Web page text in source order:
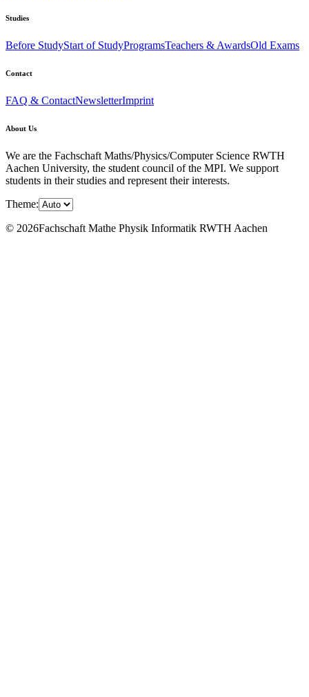
Studies
Before StudyStart of StudyProgramsTeachers & AwardsOld Exams
Contact
FAQ & ContactNewsletterImprint
About Us
We are the Fachschaft Maths/Physics/Computer Science RWTH
Aachen University, the student council of the MPI. We support
students in their studies and represent their interests.
Theme:
© 2026Fachschaft Mathe Physik Informatik RWTH Aachen